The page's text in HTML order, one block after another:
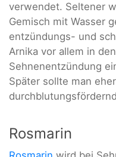
verwendet. Seltener
Gemisch mit Wasser
entzündungs- und
Arnika vor allem in
Sehnenentzündung
Später sollte man
Rosmarin